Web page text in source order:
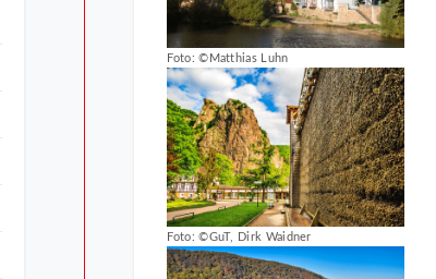
Foto: ©Matthias Luhn
Foto: ©GuT, Dirk Waidner